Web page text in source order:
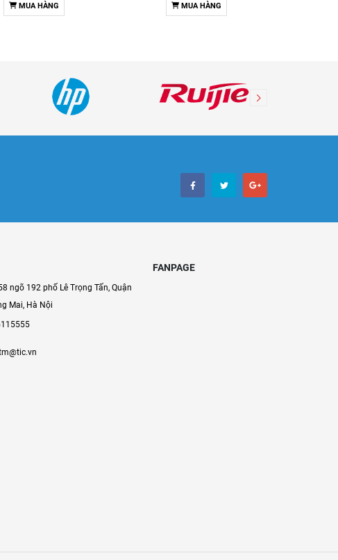
MUA HÀNG MUA HÀNG
ngõ 192 phố Lê Trọng Tấn, Quận
Mai, Hà Nội
FANPAGE